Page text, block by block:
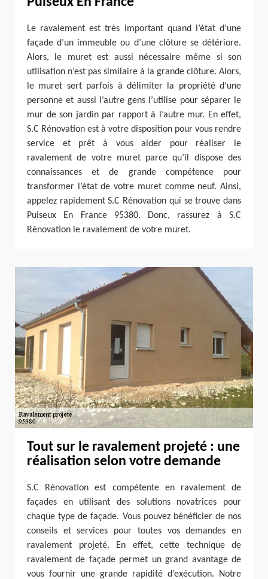
Le ravalement est très important quand l’état d’une
façade d’un immeuble ou d’une clôture se détériore.
Alors, le muret est aussi nécessaire même si son
utilisation n’est pas similaire à la grande clôture. Alors,
le muret sert parfois à délimiter la propriété d’une
personne et aussi l’autre gens l’utilise pour séparer le
mur de son jardin par rapport à l’autre mur. En effet,
S.C Rénovation est à votre disposition pour vous rendre
service et prêt à vous aider pour réaliser le
ravalement de votre muret parce qu’il dispose des
connaissances et de grande compétence pour
transformer l’état de votre muret comme neuf. Ainsi,
appelez rapidement S.C Rénovation qui se trouve dans
Puiseux En France 95380. Donc, rassurez à S.C
Rénovation le ravalement de votre muret.
Tout sur le ravalement projeté : une
réalisation selon votre demande
S.C Rénovation est compétente en ravalement de
façades en utilisant des solutions novatrices pour
chaque type de façade. Vous pouvez bénéficier de nos
conseils et services pour toutes vos demandes en
ravalement projeté. En effet, cette technique de
ravalement de façade permet un grand avantage de
vous fournir une grande rapidité d’exécution. Notre